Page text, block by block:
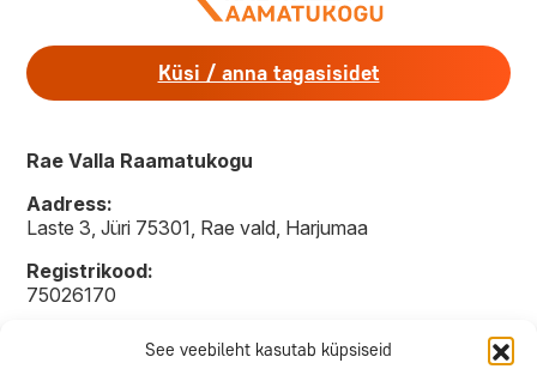
See veebileht kasutab küpsiseid
Küsi / anna tagasisidet
Rae Valla Raamatukogu
Aadress:
Laste 3, Jüri 75301, Rae vald, Harjumaa
Registrikood:
75026170
jyri@raeraamatukogu.ee